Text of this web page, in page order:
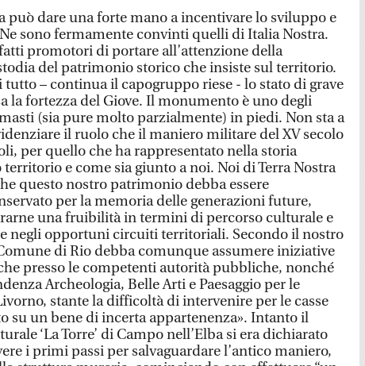
può dare una forte mano a incentivare lo sviluppo e
sono fermamente convinti quelli di Italia Nostra.
promotori di portare all’attenzione della
del patrimonio storico che insiste sul territorio.
tutto – continua il capogruppo riese - lo stato di grave
la fortezza del Giove. Il monumento è uno degli
(sia pure molto parzialmente) in piedi. Non sta a
il ruolo che il maniero militare del XV secolo
per quello che ha rappresentato nella storia
e come sia giunto a noi. Noi di Terra Nostra
questo nostro patrimonio debba essere
per la memoria delle generazioni future,
una fruibilità in termini di percorso culturale e
negli opportuni circuiti territoriali. Secondo il nostro
di Rio debba comunque assumere iniziative
presso le competenti autorità pubbliche, nonché
Archeologia, Belle Arti e Paesaggio per le
stante la difficoltà di intervenire per le casse
su un bene di incerta appartenenza». Intanto il
‘La Torre’ di Campo nell’Elba si era dichiarato
i primi passi per salvaguardare l’antico maniero,